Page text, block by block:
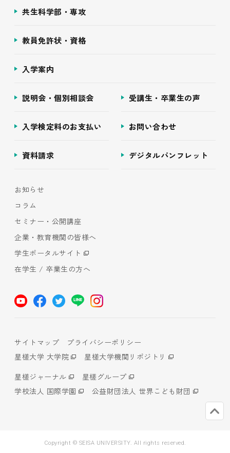
共生科学部・専攻
教員免許状・資格
入学案内
説明会・個別相談会 受講生・卒業生の声
入学検定料のお支払い お問い合わせ
資料請求 デジタルパンフレット
お知らせ
コラム
セミナー・公開講座
企業・教育機関の皆様へ
学生ポータルサイト
在学生 / 卒業生の方へ
サイトマップ
プライバシーポリシー
星槎大学 大学院
星槎大学機関リポジトリ
星槎ジャーナル
星槎グループ
学校法人 国際学園
公益財団法人 世界こども財団
Copyright © SEISA UNIVERSITY. All rights reserved.